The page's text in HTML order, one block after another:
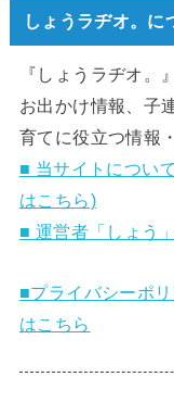
しょうラヂオ。に
『しょうラヂオ
お出かけ情報、子
育てに役立つ情報
■ 当サイトについ
はこちら)
■ 運営者「しょう
■プライバシーポ
はこちら